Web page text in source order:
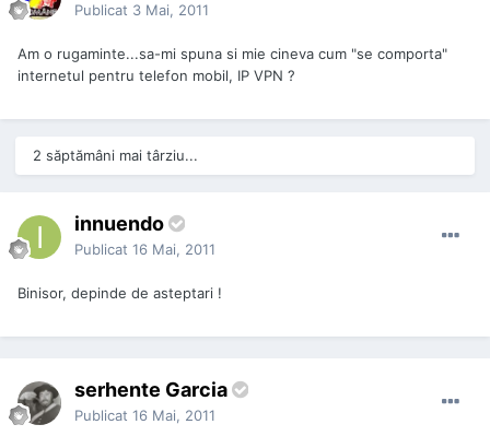
Publicat 3 Mai, 2011
Am o rugaminte...sa-mi spuna si mie cineva cum "se comporta"
internetul pentru telefon mobil, IP VPN ?
2 săptămâni mai târziu...
innuendo
Publicat 16 Mai, 2011
Binisor, depinde de asteptari !
serhente Garcia
Publicat 16 Mai, 2011